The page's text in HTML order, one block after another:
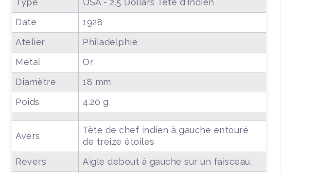
Type
USA - 2.5 Dollars Tête d'Indien
Date
1928
Atelier
Philadelphie
Métal
Or
Diamètre
18 mm
Poids
4.20 g
Avers
Tête de chef indien à gauche entouré
de treize étoiles
Revers
Aigle debout à gauche sur un faisceau.